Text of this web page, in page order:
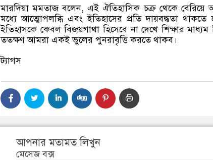
মারদিয়া মমতাজ বলেন, এই ঐতিহাসিক চক্র থেকে বেরিয়ে
মধ্যে আত্মোপলব্ধি এবং ইতিহাসের প্রতি দায়বদ্ধতা থাকতে
ইতিহাসকে কেবল বিজয়গাথা হিসেবে না দেখে শিক্ষার মাধ্যম
ততক্ষণ আমরা একই ভুলের পুনরাবৃত্তি করতে থাকব।
ট্যাগস
আপনার মতামত লিখুন
মেসেজ বক্স